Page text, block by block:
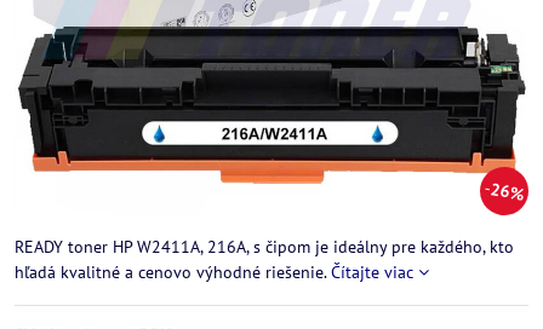
26%
READY toner HP W2411A, 216A, s čipom je ideálny pre každého, kto
hľadá kvalitné a cenovo výhodné riešenie.Čítajte viac